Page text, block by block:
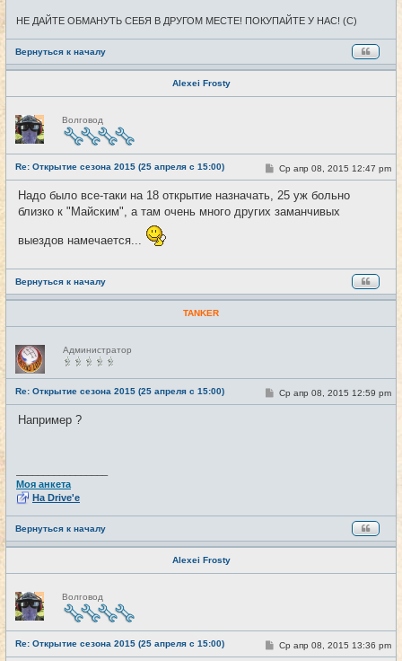
НЕ ДАЙТЕ ОБМАНУТЬ СЕБЯ В ДРУГОМ МЕСТЕ! ПОКУПАЙТЕ У НАС! (С)
Вернуться к началу
Alexei Frosty
Н
е
в
с
е
т
и
Волговод
Re: Открытие сезона 2015 (25 апреля с 15:00) #26
С
о
о
б
щ
Ср апр 08, 2015 12:47 pm
Надо было все-таки на 18 открытие назначать, 25 уж больно
близко к "Майским", а там очень много других заманчивых
выездов намечается...
Вернуться к началу
TANKER
Н
е
в
с
е
т
и
Администратор
Re: Открытие сезона 2015 (25 апреля с 15:00) #27
С
о
Ср апр 08, 2015 12:59 pm
Например ?
Моя анкета
На Drive'e
Вернуться к началу
Alexei Frosty
Н
е
в
с
е
т
и
Волговод
Re: Открытие сезона 2015 (25 апреля с 15:00) #28
С
о
Ср апр 08, 2015 13:36 pm